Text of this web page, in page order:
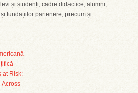
și studenți, cadre didactice, alumni,
fundațiilor partenere, precum și...